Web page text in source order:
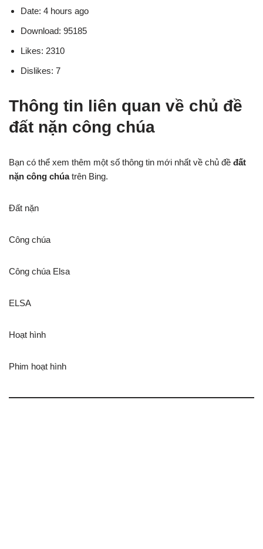
Date: 4 hours ago
Download: 95185
Likes: 2310
Dislikes: 7
Thông tin liên quan về chủ đề
đất nặn công chúa
Bạn có thể xem thêm một số thông tin mới nhất về chủ đề đất
nặn công chúatrên Bing.
Đất nặn
Công chúa
Công chúa Elsa
ELSA
Hoạt hình
Phim hoạt hình